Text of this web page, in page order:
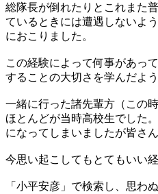
総隊長が倒れたりとこれまた
ているときには遭遇しないよ
におこりました。
この経験によって何事があっ
することの大切さを学んだよう
一緒に行った諸先輩方（この
ほとんどが当時高校生でした
になってしまいましたが皆さ
今思い起こしてもとてもいい
「小平安彦」で検索し、思わ